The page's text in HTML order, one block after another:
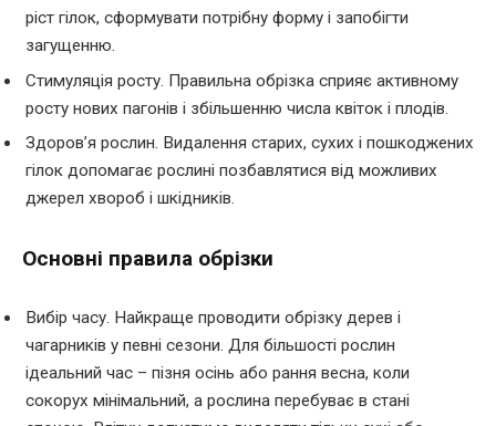
ріст гілок, сформувати потрібну форму і запобігти
загущенню.
Стимуляція росту. Правильна обрізка сприяє активному
росту нових пагонів і збільшенню числа квіток і плодів.
Здоров’я рослин. Видалення старих, сухих і пошкоджених
гілок допомагає рослині позбавлятися від можливих
джерел хвороб і шкідників.
Основні правила обрізки
Вибір часу. Найкраще проводити обрізку дерев і
чагарників у певні сезони. Для більшості рослин
ідеальний час – пізня осінь або рання весна, коли
сокорух мінімальний, а рослина перебуває в стані